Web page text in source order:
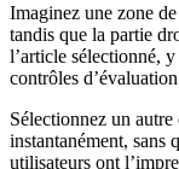
Imaginez une zone
tandis que la partie
l’article sélectionné,
contrôles
Sélectionnez un
instantanément, sans
utilisateurs ont